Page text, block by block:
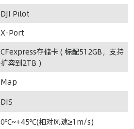
DJI Pilot
X-Port
CFexpress存储卡 ( 标配512GB，支持
扩容到2TB )
Map
DIS
0℃~+45℃(相对风速≥1m/s)